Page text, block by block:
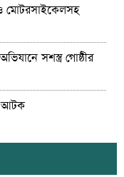
মোটরসাইকেলসহ
সশস্ত্র গোষ্ঠীর
আটক